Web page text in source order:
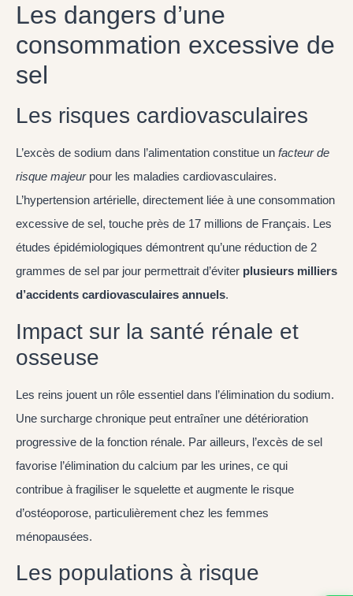
Les dangers d’une
consommation excessive de
sel
Les risques cardiovasculaires
L’excès de sodium dans l’alimentation constitue un facteur de
risque majeurpour les maladies cardiovasculaires.
L’hypertension artérielle, directement liée à une consommation
excessive de sel, touche près de 17 millions de Français. Les
études épidémiologiques démontrent qu’une réduction de 2
grammes de sel par jour permettrait d’éviter plusieurs milliers
d’accidents cardiovasculaires annuels.
Impact sur la santé rénale et
osseuse
Les reins jouent un rôle essentiel dans l’élimination du sodium.
Une surcharge chronique peut entraîner une détérioration
progressive de la fonction rénale. Par ailleurs, l’excès de sel
favorise l’élimination du calcium par les urines, ce qui
contribue à fragiliser le squelette et augmente le risque
d’ostéoporose, particulièrement chez les femmes
ménopausées.
Les populations à risque